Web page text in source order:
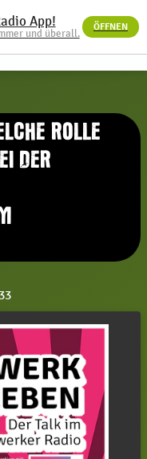
menu
ROLLE
DER
App!
und überall.
ÖFFNEN